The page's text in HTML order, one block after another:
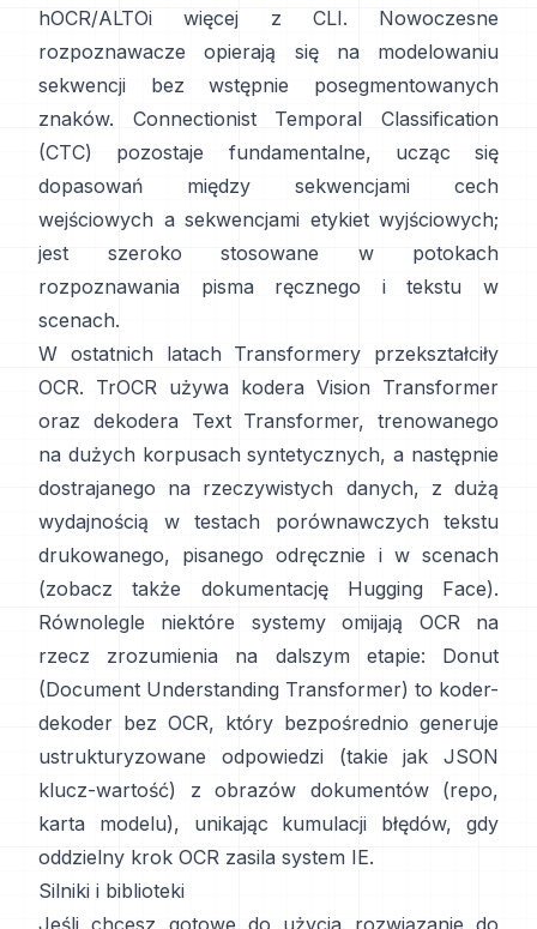
hOCR/ALTOi więcej z CLI. Nowoczesne
rozpoznawacze opierają się na modelowaniu
sekwencji bez wstępnie posegmentowanych
znaków.
Connectionist Temporal Classification
(CTC)
pozostaje fundamentalne, ucząc się
dopasowań między sekwencjami cech
wejściowych a sekwencjami etykiet wyjściowych;
jest szeroko stosowane w potokach
rozpoznawania pisma ręcznego i tekstu w
scenach.
W ostatnich latach Transformery przekształciły
OCR. TrOCR używa kodera Vision Transformer
oraz dekodera Text Transformer, trenowanego
na dużych korpusach syntetycznych, a następnie
dostrajanego na rzeczywistych danych, z dużą
wydajnością w testach porównawczych tekstu
drukowanego, pisanego odręcznie i w scenach
(zobacz także
dokumentację Hugging Face).
Równolegle niektóre systemy omijają OCR na
rzecz zrozumienia na dalszym etapie:
Donut
(Document Understanding Transformer) to koder-
dekoder bez OCR, który bezpośrednio generuje
ustrukturyzowane odpowiedzi (takie jak JSON
klucz-wartość) z obrazów dokumentów (repo,
karta modelu), unikając kumulacji błędów, gdy
oddzielny krok OCR zasila system IE.
Silniki i biblioteki
Jeśli chcesz gotowe do użycia rozwiązanie do